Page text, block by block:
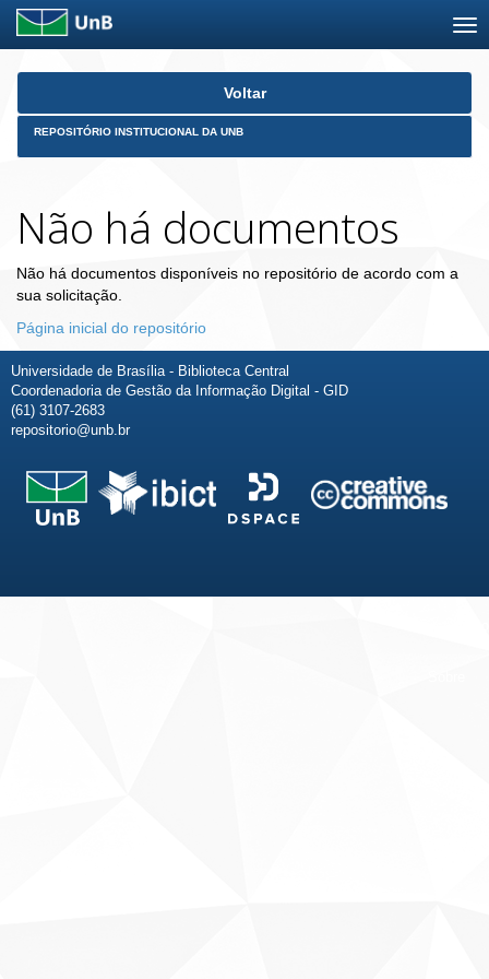
Skip
Voltar
REPOSITÓRIO INSTITUCIONAL DA UNB
Não há documentos
Não há documentos disponíveis no repositório de acordo com a
sua solicitação.
Página inicial do repositório
Universidade de Brasília - Biblioteca Central
Coordenadoria de Gestão da Informação Digital - GID
(61) 3107-2683
repositorio@unb.br